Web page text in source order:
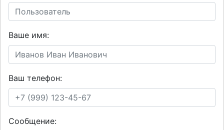
Ваше имя:
Ваш телефон:
Сообщение: